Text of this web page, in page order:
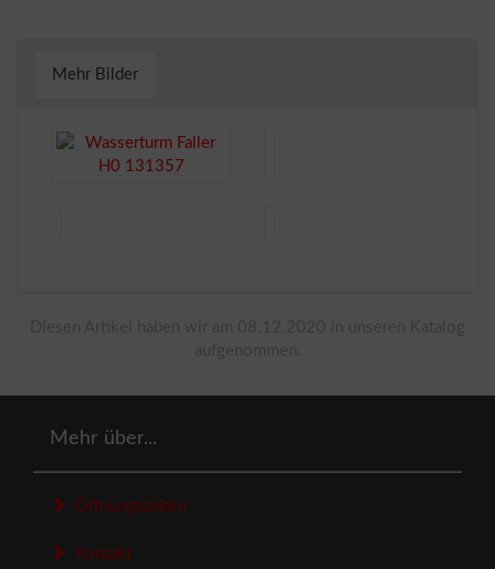
Mehr Bilder
Mehr über...
Öffnungszeiten
Kontakt